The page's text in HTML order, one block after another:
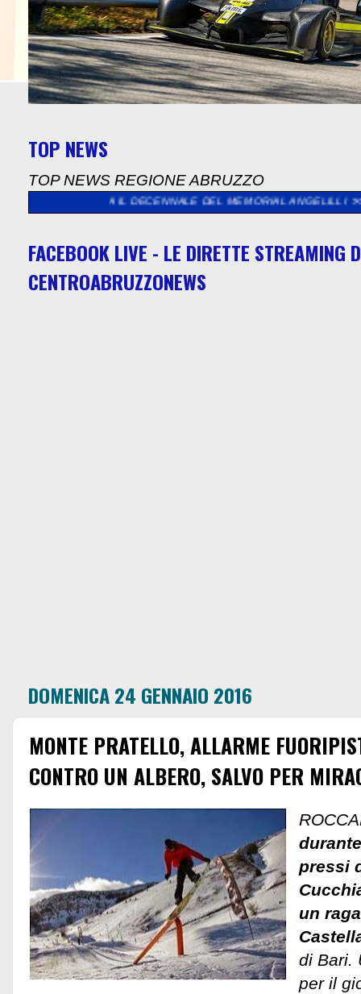
TOP NEWS
TOP NEWS REGIONE ABRUZZO
IL DECENNALE DEL MEMORIAL ANGELILLI >> SUCCESSO
FACEBOOK LIVE - LE DIRETTE STREAMING
CENTROABRUZZONEWS
DOMENICA 24 GENNAIO 2016
MONTE PRATELLO, ALLARME
CONTRO UN ALBERO, SALVO PER
pressi
un
di Bari.
per il